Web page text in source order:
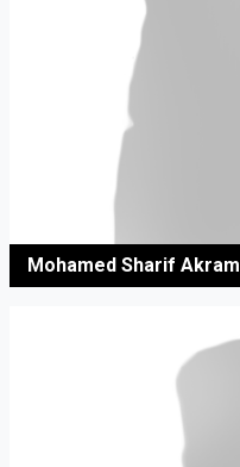
Mohamed Sharif Akram